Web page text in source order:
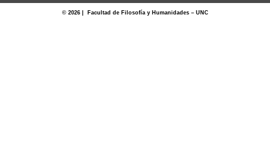
© 2026 | Facultad de Filosofía y Humanidades – UNC